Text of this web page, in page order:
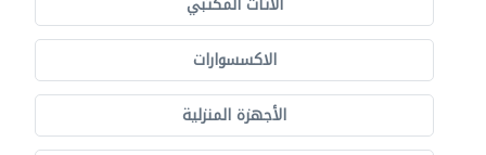
الاكسسوارات
الأجهزة المنزلية